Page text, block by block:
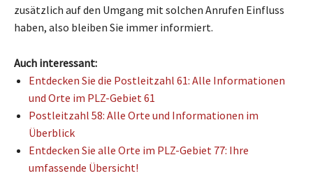
zusätzlich auf den Umgang mit solchen Anrufen Einfluss
haben, also bleiben Sie immer informiert.
Auch interessant:
Entdecken Sie die Postleitzahl 61: Alle Informationen
und Orte im PLZ-Gebiet 61
Postleitzahl 58: Alle Orte und Informationen im
Überblick
Entdecken Sie alle Orte im PLZ-Gebiet 77: Ihre
umfassende Übersicht!